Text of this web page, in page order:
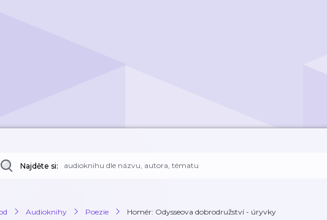
Najděte si:
Audioknihy Poezie Homér: Odysseova dobrodružství - úryvky